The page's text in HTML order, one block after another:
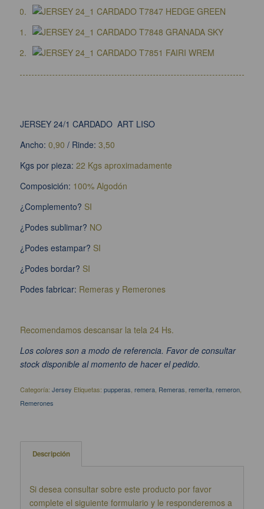
JERSEY 24/1 CARDADO ART LISO
Ancho: 0,90 / Rinde: 3,50
Kgs por pieza: 22 Kgs aproximadamente
Composición: 100% Algodón
¿Complemento? SI
¿Podes sublimar? NO
¿Podes estampar? SI
¿Podes bordar? SI
Podes fabricar: Remeras y Remerones
Recomendamos descansar la tela 24 Hs.
Los colores son a modo de referencia. Favor de consultar
stock disponible al momento de hacer el pedido.
Categoría: Jersey Etiquetas: pupperas remera, Remeras remerita, remeron,
Remerones
Descripción
Si desea consultar sobre este producto por favor
complete el siguiente formulario y le responderemos a